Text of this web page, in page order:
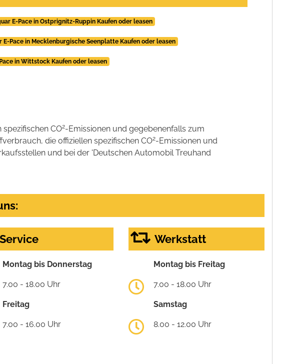
E-Pace in Ostprignitz-Ruppin Kaufen oder leasen
E-Pace in Mecklenburgische Seenplatte Kaufen oder leasen
in Wittstock Kaufen oder leasen
CO2-Emissionen und gegebenenfalls zum
die offiziellen spezifischen CO2-Emissionen und
und bei der 'Deutschen Automobil Treuhand
Service
Montag bis Donnerstag
7.00 - 18.00 Uhr
Freitag
7.00 - 16.00 Uhr
Werkstatt
Montag bis Freitag
7.00 - 18.00 Uhr
Samstag
8.00 - 12.00 Uhr